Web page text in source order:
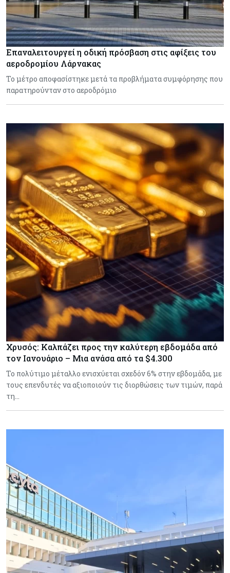
Επαναλειτουργεί η οδική πρόσβαση στις αφίξεις του
αεροδρομίου Λάρνακας
Το μέτρο αποφασίστηκε μετά τα προβλήματα συμφόρησης που
παρατηρούνταν στο αεροδρόμιο
Χρυσός: Καλπάζει προς την καλύτερη εβδομάδα από
τον Ιανουάριο – Μια ανάσα από τα $4.300
Το πολύτιμο μέταλλο ενισχύεται σχεδόν 6% στην εβδομάδα, με
τους επενδυτές να αξιοποιούν τις διορθώσεις των τιμών, παρά
τη…